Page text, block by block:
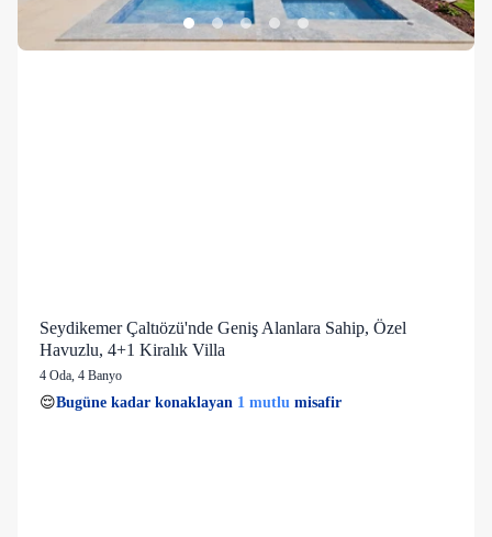
Seydikemer Çaltıözü'nde Geniş Alanlara Sahip, Özel
Havuzlu, 4+1 Kiralık Villa
4 Oda, 4 Banyo
👀Son 1 saatte26 kişigörüntüledi